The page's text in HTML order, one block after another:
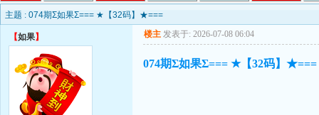
主题 : 074期Σ如果Σ=== ★【32码】★===
【如果】 楼主 发表于: 2026-07-08 06:04
074期Σ如果Σ=== ★【32码】★===